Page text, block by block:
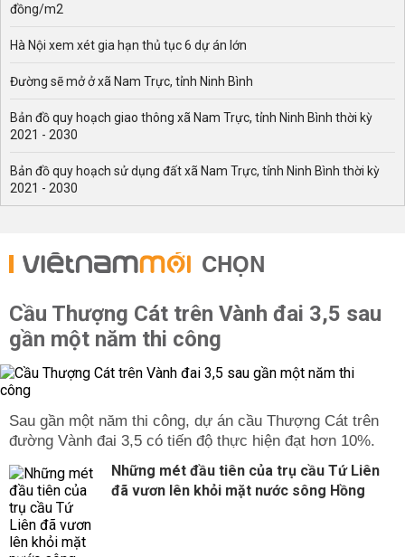
đồng/m2
Hà Nội xem xét gia hạn thủ tục 6 dự án lớn
Đường sẽ mở ở xã Nam Trực, tỉnh Ninh Bình
Bản đồ quy hoạch giao thông xã Nam Trực, tỉnh Ninh Bình thời kỳ
2021 - 2030
Bản đồ quy hoạch sử dụng đất xã Nam Trực, tỉnh Ninh Bình thời kỳ
2021 - 2030
CHỌN
Cầu Thượng Cát trên Vành đai 3,5 sau
gần một năm thi công
Sau gần một năm thi công, dự án cầu Thượng Cát trên
đường Vành đai 3,5 có tiến độ thực hiện đạt hơn 10%.
Những mét đầu tiên của trụ cầu Tứ Liên
đã vươn lên khỏi mặt nước sông Hồng